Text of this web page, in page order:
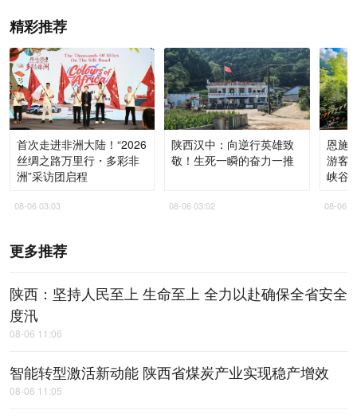
精彩推荐
首次走进非洲大陆！“2026
丝绸之路万里行・多彩非
洲”采访团启程
08-06 03:03
陕西汉中：向逆行英雄致
敬！生死一瞬的奋力一推
08-06 03:02
恩施
游客
峡谷
08-06
更多推荐
陕西：坚持人民至上 生命至上 全力以赴确保全省安全
度汛
08-06 11:06
智能转型激活新动能 陕西省煤炭产业实现稳产增效
08-06 11:05